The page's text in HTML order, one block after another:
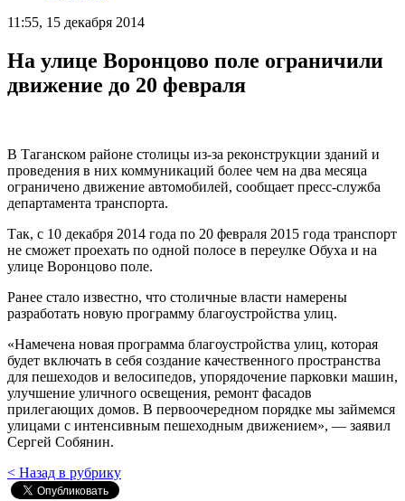
11:55, 15 декабря 2014
На улице Воронцово поле ограничили
движение до 20 февраля
В Таганском районе столицы из-за реконструкции зданий и
проведения в них коммуникаций более чем на два месяца
ограничено движение автомобилей, сообщает пресс-служба
департамента транспорта.
Так, с 10 декабря 2014 года по 20 февраля 2015 года транспорт
не сможет проехать по одной полосе в переулке Обуха и на
улице Воронцово поле.
Ранее стало известно, что столичные власти намерены
разработать новую программу благоустройства улиц.
«Намечена новая программа благоустройства улиц, которая
будет включать в себя создание качественного пространства
для пешеходов и велосипедов, упорядочение парковки машин,
улучшение уличного освещения, ремонт фасадов
прилегающих домов. В первоочередном порядке мы займемся
улицами с интенсивным пешеходным движением», — заявил
Сергей Собянин.
< Назад в рубрику